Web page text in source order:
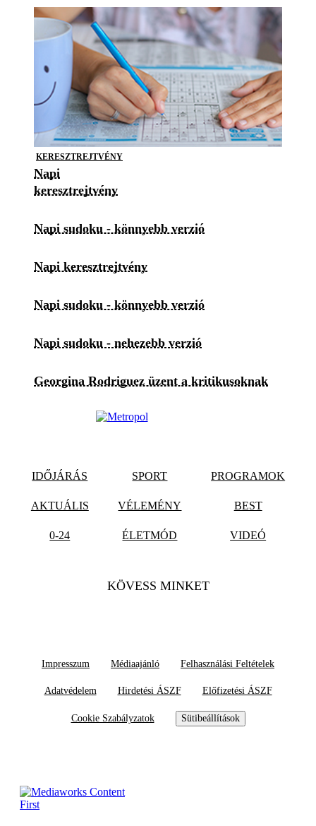
KERESZTREJTVÉNY
Napi
keresztrejtvény
Napi sudoku - könnyebb verzió
Napi keresztrejtvény
Napi sudoku - könnyebb verzió
Napi sudoku - nehezebb verzió
Georgina Rodriguez üzent a kritikusoknak
IDŐJÁRÁS SPORT PROGRAMOK
AKTUÁLIS VÉLEMÉNY BEST
0-24 ÉLETMÓD VIDEÓ
KÖVESS MINKET
Impresszum Médiaajánló Felhasználási Feltételek
Adatvédelem Hirdetési ÁSZF Előfizetési ÁSZF
Cookie Szabályzatok Sütibeállítások